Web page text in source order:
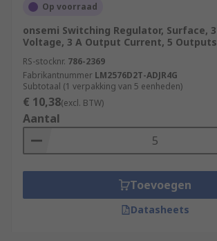
Op voorraad
onsemi Switching Regulator, Surface,
Voltage, 3 A Output Current, 5 Outputs
RS-stocknr. 786-2369
Fabrikantnummer LM2576D2T-ADJR4G
Subtotaal (1 verpakking van 5 eenheden)
€ 10,38(excl. BTW)
Aantal
Toevoegen
Datasheets